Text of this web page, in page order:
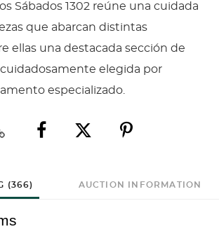
Sábados 1302 reúne una cuidada
que abarcan distintas
ellas una destacada sección de
elegida por
especializado.
(366) AUCTION INFORMATION